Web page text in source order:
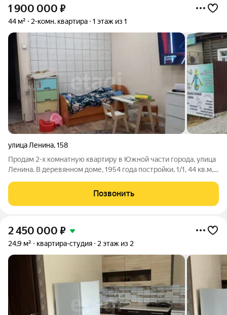
1 900 000 ₽
44 м² 2-комн. квартира 1 этаж из 1
улица Ленина,158
Пpoдам 2-х комнатную квартиру в Южной части города, улица
Ленина. В деревянном доме, 1954 года постройки, 1/1, 44 кв.м,
водопровод, бойлер установлен, канализация, косметический
ремонт:
Позвонить
2 450 000 ₽
24,9 м² квартира-студия 2 этаж из 2